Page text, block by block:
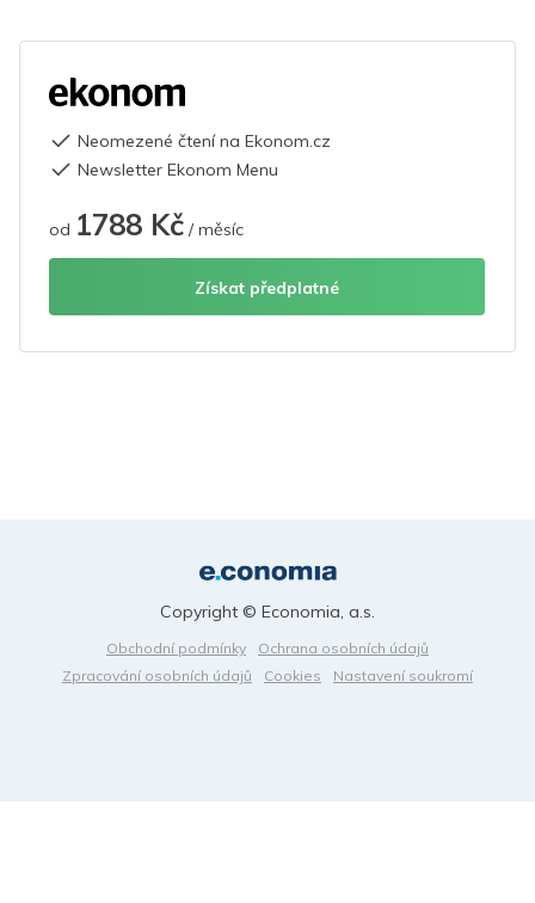
Neomezené čtení na Ekonom.cz
Newsletter Ekonom Menu
od 1788 Kč / měsíc
Získat předplatné
Obchodní podmínky
Ochrana osobních údajů
Zpracování osobních údajů
Cookies Nastavení soukromí
Copyright © Economia, a.s.